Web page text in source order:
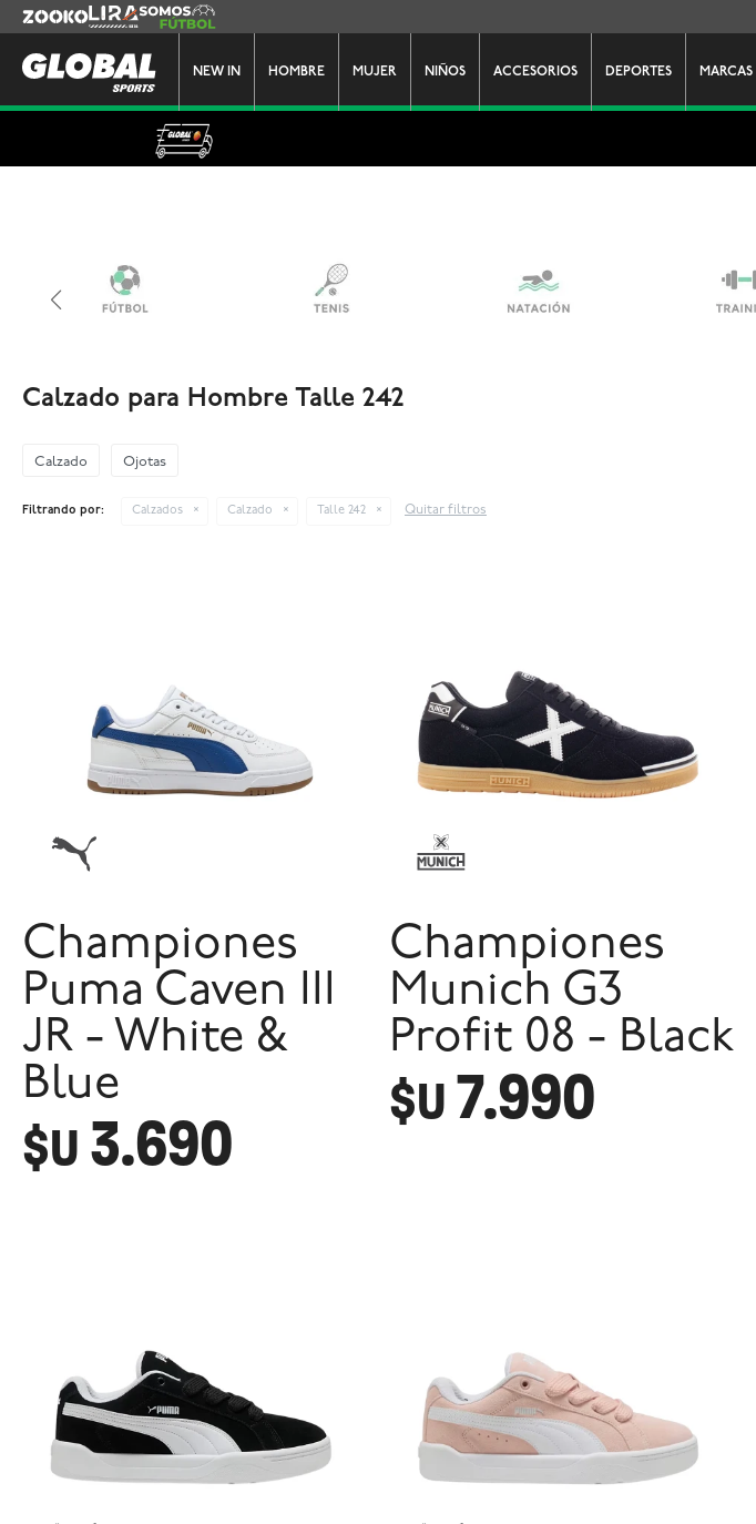
NEW IN HOMBRE MUJER NIÑOS ACCESORIOS DEPORTES MARCAS
Zooko Lira Somos Futbol
Calzado para Hombre Talle 242
Calzado Ojotas
Filtrando por: Calzados Calzado Talle 242 Quitar filtros
Championes
Puma Caven III
JR - White &
Blue
$U 3.690
Championes
Munich G3
Profit 08 - Black
$U7.990